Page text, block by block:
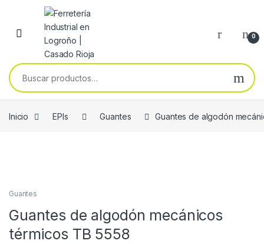
Skip to navigation
Skip to content
0
Buscar por:
Inicio EPIs Guantes Guantes de algodón
Guantes
Guantes de algodón mecánicos
térmicos TB 5558